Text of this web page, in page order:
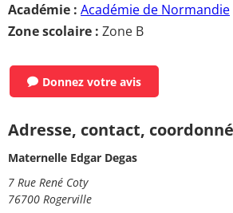
Académie : Académie de Normandie
Zone scolaire : Zone B
Donnez votre avis
Adresse, contact,
Maternelle Edgar Degas
7 Rue René Coty
76700 Rogerville